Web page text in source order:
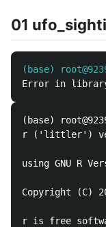
01
(base)
(base)
r ('littler')
using GNU R
Copyright (C)
r is free software